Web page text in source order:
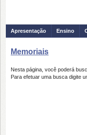
Apresentação Ensino
Memoriais
Nesta página, você poderá
Para efetuar uma busca digite